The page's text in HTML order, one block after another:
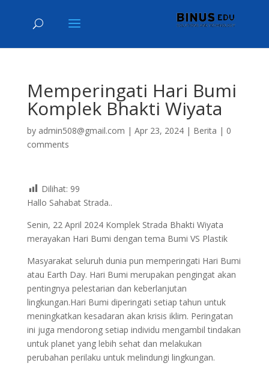
Memperingati Hari Bumi
Komplek Bhakti Wiyata
by admin508@gmail.com | Apr 23, 2024| Berita | 0
comments
Dilihat: 99
Hallo Sahabat Strada..
Senin, 22 April 2024 Komplek Strada Bhakti Wiyata
merayakan Hari Bumi dengan tema Bumi VS Plastik
Masyarakat seluruh dunia pun memperingati Hari Bumi
atau Earth Day. Hari Bumi merupakan pengingat akan
pentingnya pelestarian dan keberlanjutan
lingkungan.Hari Bumi diperingati setiap tahun untuk
meningkatkan kesadaran akan krisis iklim. Peringatan
ini juga mendorong setiap individu mengambil tindakan
untuk planet yang lebih sehat dan melakukan
perubahan perilaku untuk melindungi lingkungan.